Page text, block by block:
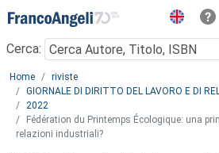
Menu
Cerca:
Main content
Home
riviste
GIORNALE DI DIRITTO DEL LAVORO E DI
2022
Fédération du Printemps Écologique: una
relazioni industriali?